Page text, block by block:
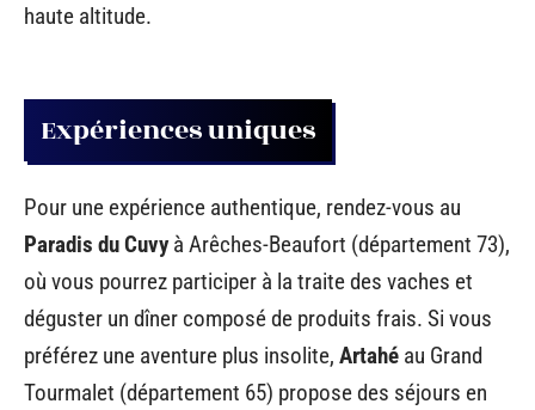
haute altitude.
Expériences uniques
Pour une expérience authentique, rendez-vous au
Paradis du Cuvyà Arêches-Beaufort (département 73),
où vous pourrez participer à la traite des vaches et
déguster un dîner composé de produits frais. Si vous
préférez une aventure plus insolite, Artahé au Grand
Tourmalet (département 65) propose des séjours en